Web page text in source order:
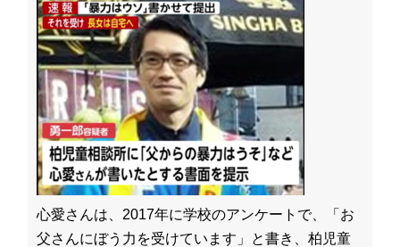
心愛さんは、2017年に学校のアンケートで、「お
父さんにぼう力を受けています」と書き、柏児童